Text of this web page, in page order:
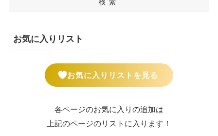
検索
お気に入りリスト
お気に入りリストを見る
各ページのお気に入りの追加は
上記のページのリストに入ります！